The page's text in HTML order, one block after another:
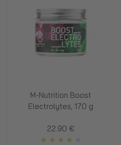
M-Nutrition Boost
Electrolytes, 170 g
22.90 €
★ ★ ★ ★